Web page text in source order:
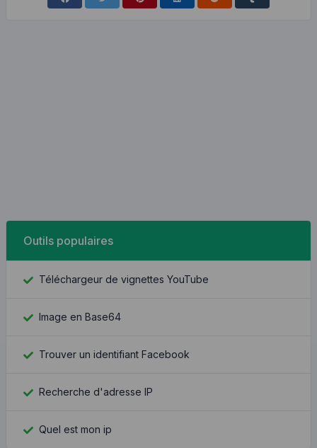
Outils populaires
Téléchargeur de vignettes YouTube
Image en Base64
Trouver un identifiant Facebook
Recherche d'adresse IP
Quel est mon ip